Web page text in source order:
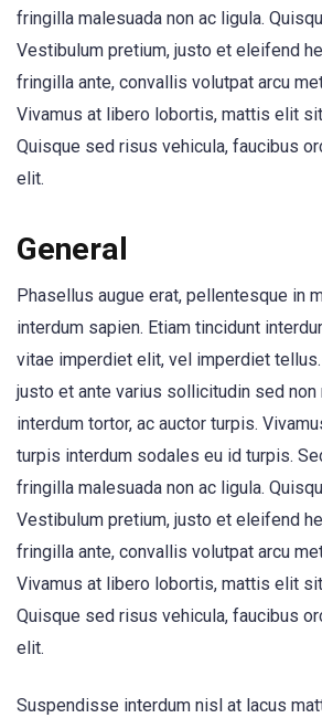
fringilla malesuada non ac ligula.
Vestibulum pretium, justo et eleifend
fringilla ante, convallis volutpat arcu
Vivamus at libero lobortis, mattis elit
Quisque sed risus vehicula, faucibus
elit.
General
Phasellus augue erat, pellentesque in
interdum sapien. Etiam tincidunt
vitae imperdiet elit, vel imperdiet
justo et ante varius sollicitudin sed non
interdum tortor, ac auctor turpis.
turpis interdum sodales eu id turpis.
fringilla malesuada non ac ligula.
Vestibulum pretium, justo et eleifend
fringilla ante, convallis volutpat arcu
Vivamus at libero lobortis, mattis elit
Quisque sed risus vehicula, faucibus
elit.
Suspendisse interdum nisl at lacus